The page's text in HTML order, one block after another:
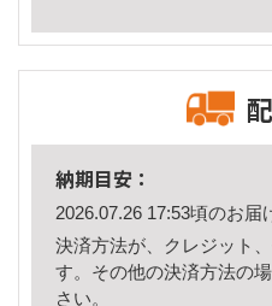
納期目安：
2026.07.26 17:53頃のお届
決済方法が、クレジット
す。その他の決済方法の
さい。